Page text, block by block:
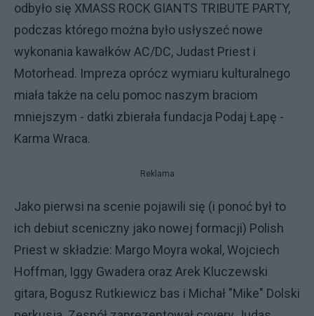
odbyło się XMASS ROCK GIANTS TRIBUTE PARTY,
podczas którego można było usłyszeć nowe
wykonania kawałków AC/DC, Judast Priest i
Motorhead. Impreza oprócz wymiaru kulturalnego
miała także na celu pomoc naszym braciom
mniejszym - datki zbierała fundacja Podaj Łapę -
Karma Wraca.
Reklama
Jako pierwsi na scenie pojawili się (i ponoć był to
ich debiut sceniczny jako nowej formacji) Polish
Priest w składzie: Margo Moyra wokal, Wojciech
Hoffman, Iggy Gwadera oraz Arek Kluczewski
gitara, Bogusz Rutkiewicz bas i Michał "Mike" Dolski